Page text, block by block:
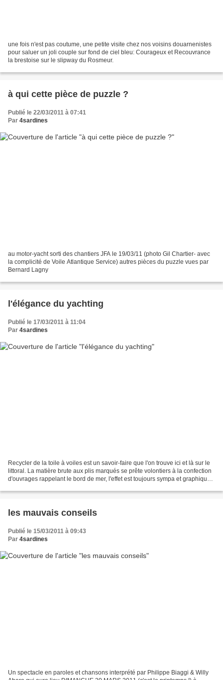
une fois n'est pas coutume, une petite visite chez nos voisins douarnenistes
pour saluer un joli couple sur fond de ciel bleu: Courageux et Recouvrance
la brestoise sur le slipway du Rosmeur.
à qui cette pièce de puzzle ?
Publié le 22/03/2011 à 07:41
Par 4sardines
au motor-yacht sorti des chantiers JFA le 19/03/11 (photo Gil Chartier- avec
la complicité de Voile Atlantique Service) autres pièces du puzzle vues par
Bernard Lagny
l'élégance du yachting
Publié le 17/03/2011 à 11:04
Par 4sardines
Recycler de la toile à voiles est un savoir-faire que l'on trouve ici et là sur le
littoral. La matière brute aux plis marqués se prête volontiers à la confection
d'ouvrages rappelant le bord de mer, l'effet est toujours sympa et graphique.
les mauvais conseils
Publié le 15/03/2011 à 09:43
Par 4sardines
Un spectacle en paroles et chansons interprété par Philippe Biaggi & Willy